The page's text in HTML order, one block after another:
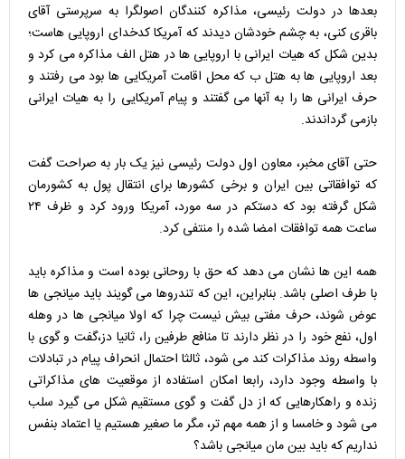
بعدها در دولت رئیسی، مذاکره کنندگان اصولگرا به سرپرستی آقای
باقری کنی، به چشم خودشان دیدند که آمریکا کدخدای اروپایی هاست؛
بدین شکل که هیات ایرانی با اروپایی ها در هتل الف مذاکره می کرد و
بعد اروپایی ها به هتل ب که محل اقامت آمریکایی ها بود می رفتند و
حرف ایرانی ها را به آنها می گفتند و پیام آمریکایی را به هیات ایرانی
بازمی گرداندند.
حتی آقای مخبر، معاون اول دولت رئیسی نیز یک بار به صراحت گفت
که توافقاتی بین ایران و برخی کشورها برای انتقال پول به کشورمان
شکل گرفته بود که دستکم در سه مورد، آمریکا ورود کرد و ظرف ۲۴
ساعت همه توافقات امضا شده را منتفی کرد.
همه این ها نشان می دهد که حق با روحانی بوده است و مذاکره باید
با طرف اصلی باشد. بنابراین، این که تندروها می گویند باید میانجی ها
عوض شوند، حرف مفتی بیش نیست چرا که اولا میانجی ها در وهله
اول، نفع خود را در نظر دارند تا منافع طرفین را، ثانیا دز،گفت و گوی با
واسطه روند مذاکرات کند می شود، ثالثا احتمال انحراف پیام در تبادلات
با واسطه وجود دارد، رابعا امکان استفاده از موقعیت های مذاکراتی
زنده و راهکارهایی که از دل گفت و گوی مستقیم شکل می گیرد سلب
می شود و خامسا و از همه مهم تر، مگر ما صغیر هستیم یا اعتماد بنفس
نداریم که باید بین مان میانجی باشد؟